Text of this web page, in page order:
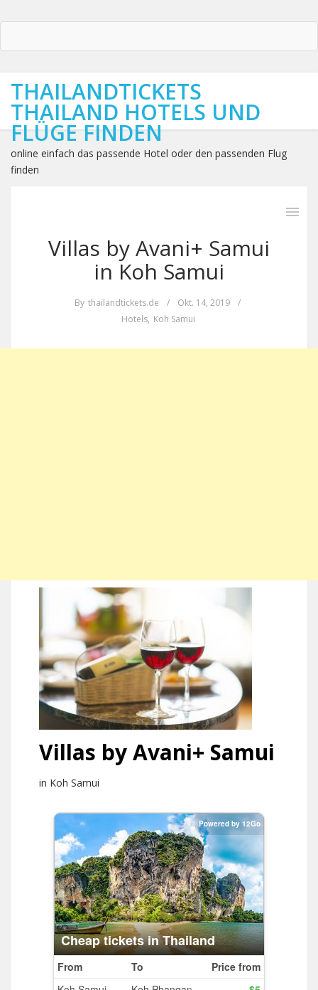
THAILANDTICKETS
THAILAND HOTELS UND
FLÜGE FINDEN
online einfach das passende Hotel oder den passenden Flug
finden
Villas by Avani+ Samui
in Koh Samui
By thailandtickets.de / Okt. 14, 2019
/
Hotels, Koh Samui
Villas by Avani+ Samui
in Koh Samui